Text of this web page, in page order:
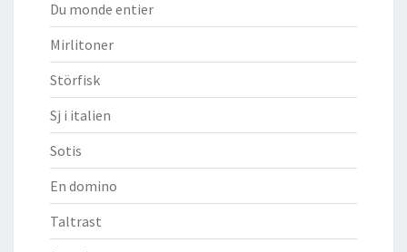
Du monde entier
Mirlitoner
Störfisk
Sj i italien
Sotis
En domino
Taltrast